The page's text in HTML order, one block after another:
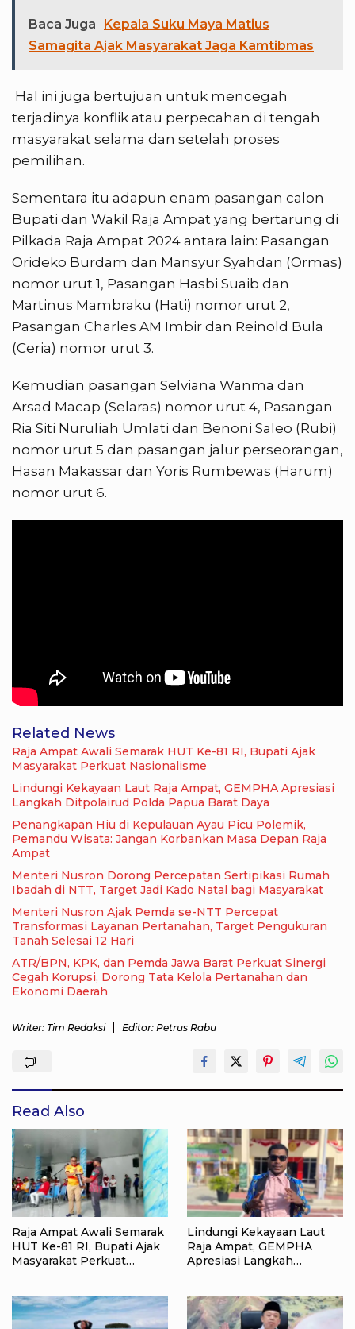
Baca Juga
Kepala Suku Maya Matius
Samagita Ajak Masyarakat Jaga Kamtibmas
Hal ini juga bertujuan untuk mencegah
terjadinya konflik atau perpecahan di tengah
masyarakat selama dan setelah proses
pemilihan.
Sementara itu adapun enam pasangan calon
Bupati dan Wakil Raja Ampat yang bertarung di
Pilkada Raja Ampat 2024 antara lain: Pasangan
Orideko Burdam dan Mansyur Syahdan (Ormas)
nomor urut 1, Pasangan Hasbi Suaib dan
Martinus Mambraku (Hati) nomor urut 2,
Pasangan Charles AM Imbir dan Reinold Bula
(Ceria) nomor urut 3.
Kemudian pasangan Selviana Wanma dan
Arsad Macap (Selaras) nomor urut 4, Pasangan
Ria Siti Nuruliah Umlati dan Benoni Saleo (Rubi)
nomor urut 5 dan pasangan jalur perseorangan,
Hasan Makassar dan Yoris Rumbewas (Harum)
nomor urut 6.
Related News
Raja Ampat Awali Semarak HUT Ke-81 RI, Bupati Ajak
Masyarakat Perkuat Nasionalisme
Lindungi Kekayaan Laut Raja Ampat, GEMPHA Apresiasi
Langkah Ditpolairud Polda Papua Barat Daya
Penangkapan Hiu di Kepulauan Ayau Picu Polemik,
Pemandu Wisata: Jangan Korbankan Masa Depan Raja
Ampat
Menteri Nusron Dorong Percepatan Sertipikasi Rumah
Ibadah di NTT, Target Jadi Kado Natal bagi Masyarakat
Menteri Nusron Ajak Pemda se-NTT Percepat
Transformasi Layanan Pertanahan, Target Pengukuran
Tanah Selesai 12 Hari
ATR/BPN, KPK, dan Pemda Jawa Barat Perkuat Sinergi
Cegah Korupsi, Dorong Tata Kelola Pertanahan dan
Ekonomi Daerah
Writer: Tim Redaksi Editor: Petrus Rabu
Read Also
Raja Ampat Awali Semarak
HUT Ke-81 RI, Bupati Ajak
Masyarakat Perkuat
Lindungi Kekayaan Laut
Raja Ampat, GEMPHA
Apresiasi Langkah